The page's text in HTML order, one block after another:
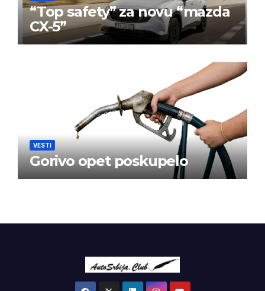
“Top safety” za novu “mazda
CX-5”
VESTI
Gorivo opet poskupelo